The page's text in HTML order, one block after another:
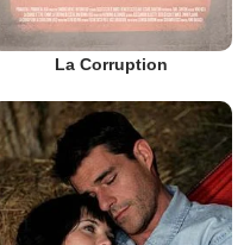
La Corruption